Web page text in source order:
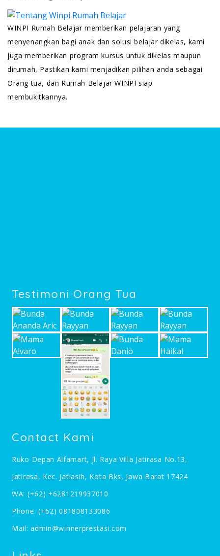
WINPI Rumah Belajar memberikan pelajaran yang
menyenangkan bagi anak dan solusi belajar dikelas, kami
juga memberikan program kursus untuk dikelas maupun
dirumah, Pastikan kami menjadikan pilihan anda sebagai
Orang tua, dan Rumah Belajar WINPI siap
membukitkannya.
Testimoni Orang Tua
Contact Kami
Ruko Depan Alfamart, Jl. Raya Villa Jatirasa No.13,
Jatirasa, Kec. Jatiasih, Kota Bks, Jawa Barat 17424
WA: (+62) +6281219937010
Phone: (+62) 081808133086
Mail:admin@winnerprestasi.com